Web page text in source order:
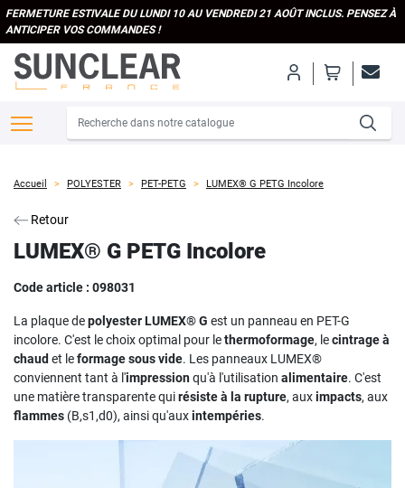
FERMETURE ESTIVALE DU LUNDI 10 AU VENDREDI 21 AOÛT INCLUS. PENSEZ À
ANTICIPER VOS COMMANDES !
Accueil POLYESTER PET-PETG LUMEX® G PETG Incolore
Retour
LUMEX® G PETG Incolore
Code article : 098031
La plaque depolyester LUMEX® G est un panneau en PET-G
incolore. C'est le choix optimal pour lethermoformage, lecintrage à
chaud et leformage sous vide. Les panneaux LUMEX®
conviennent tant à l'impressionqu'à l'utilisation alimentaire. C'est
une matière transparente quirésiste à la rupture, auximpacts, aux
flammes (B,s1,d0), ainsi qu'auxintempéries.